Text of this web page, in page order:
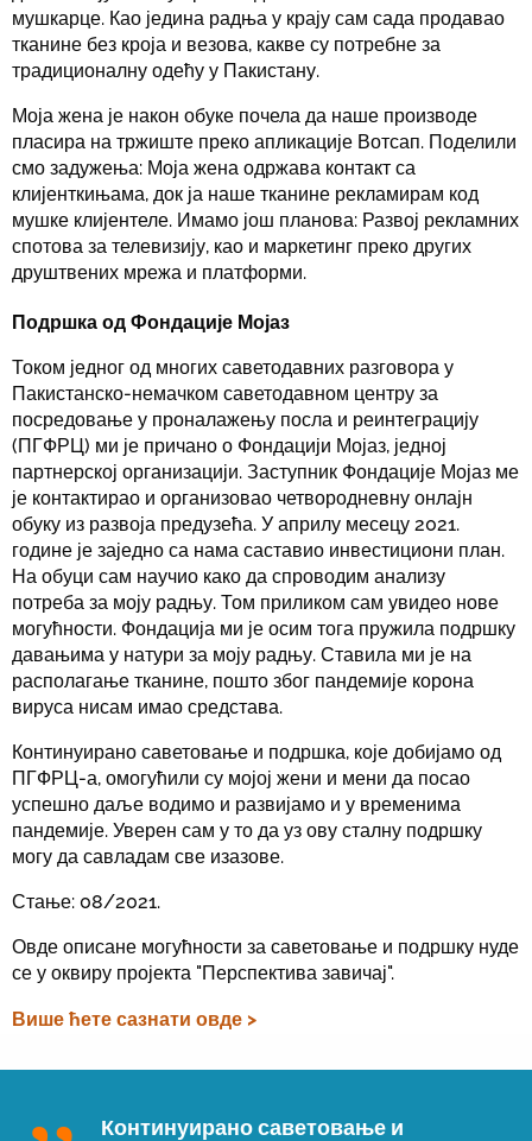
мушкарце. Као једина радња у крају сам сада продавао
тканине без кроја и везова, какве су потребне за
традиционалну одећу у Пакистану.
Моја жена је након обуке почела да наше производе
пласира на тржиште преко апликације Вотсап. Поделили
смо задужења: Моја жена одржава контакт са
клијенткињама, док ја наше тканине рекламирам код
мушке клијентеле. Имамо још планова: Развој рекламних
спотова за телевизију, као и маркетинг преко других
друштвених мрежа и платформи.
Подршка од Фондације Мојаз
Током једног од многих саветодавних разговора у
Пакистанско-немачком саветодавном центру за
посредовање у проналажењу посла и реинтеграцију
(ПГФРЦ) ми је причано о Фондацији Мојаз, једној
партнерској организацији. Заступник Фондације Мојаз ме
је контактирао и организовао четвородневну онлајн
обуку из развоја предузећа. У априлу месецу 2021.
године је заједно са нама саставио инвестициони план.
На обуци сам научио како да спроводим анализу
потреба за моју радњу. Том приликом сам увидео нове
могућности. Фондација ми је осим тога пружила подршку
давањима у натури за моју радњу. Ставила ми је на
располагање тканине, пошто због пандемије корона
вируса нисам имао средстава.
Континуирано саветовање и подршка, које добијамо од
ПГФРЦ-а, омогућили су мојој жени и мени да посао
успешно даље водимо и развијамо и у временима
пандемије. Уверен сам у то да уз ову сталну подршку
могу да савладам све изазове.
Стање: 08/2021.
Овде описане могућности за саветовање и подршку нуде
се у оквиру пројекта "Перспектива завичај".
Више ћете сазнати овде >
Континуирано саветовање и